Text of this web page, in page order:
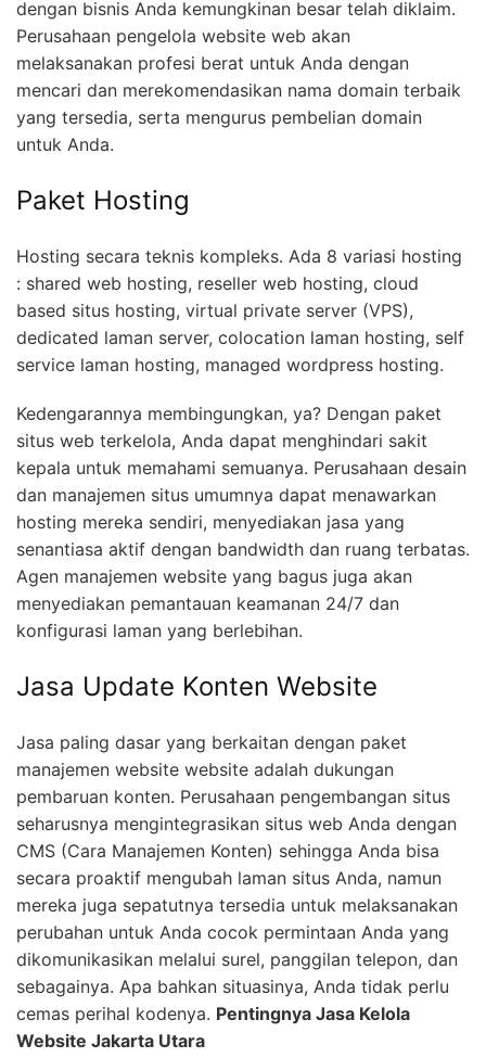
dengan bisnis Anda kemungkinan besar telah diklaim.
Perusahaan pengelola website web akan
melaksanakan profesi berat untuk Anda dengan
mencari dan merekomendasikan nama domain terbaik
yang tersedia, serta mengurus pembelian domain
untuk Anda.
Paket Hosting
Hosting secara teknis kompleks. Ada 8 variasi hosting
: shared web hosting, reseller web hosting, cloud
based situs hosting, virtual private server (VPS),
dedicated laman server, colocation laman hosting, self
service laman hosting, managed wordpress hosting.
Kedengarannya membingungkan, ya? Dengan paket
situs web terkelola, Anda dapat menghindari sakit
kepala untuk memahami semuanya. Perusahaan desain
dan manajemen situs umumnya dapat menawarkan
hosting mereka sendiri, menyediakan jasa yang
senantiasa aktif dengan bandwidth dan ruang terbatas.
Agen manajemen website yang bagus juga akan
menyediakan pemantauan keamanan 24/7 dan
konfigurasi laman yang berlebihan.
Jasa Update Konten Website
Jasa paling dasar yang berkaitan dengan paket
manajemen website website adalah dukungan
pembaruan konten. Perusahaan pengembangan situs
seharusnya mengintegrasikan situs web Anda dengan
CMS (Cara Manajemen Konten) sehingga Anda bisa
secara proaktif mengubah laman situs Anda, namun
mereka juga sepatutnya tersedia untuk melaksanakan
perubahan untuk Anda cocok permintaan Anda yang
dikomunikasikan melalui surel, panggilan telepon, dan
sebagainya. Apa bahkan situasinya, Anda tidak perlu
cemas perihal kodenya. Pentingnya Jasa Kelola
Website Jakarta Utara